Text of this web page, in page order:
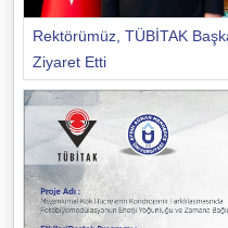
Rektörümüz, TÜBİTAK
Ziyaret Etti